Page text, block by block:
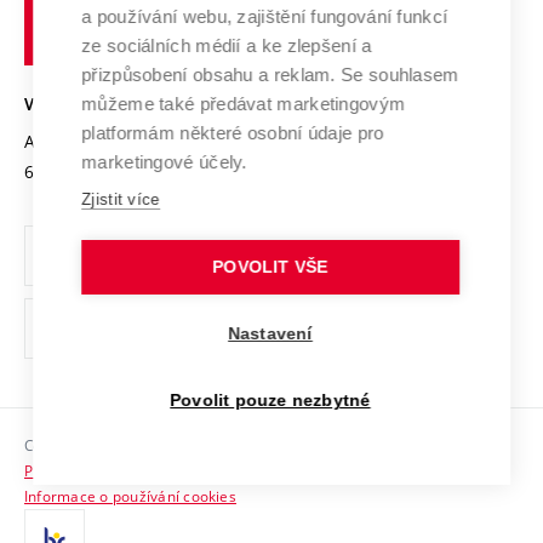
Transfer znalostí
Open Science
Projekty
Projekty ze strukturálních fondů
Specifický výzkum
Mezinárodní dohody
Univerzitní sítě
Podnikavá univerzita / ContriBUTe
Bezpečná univerzita
Vyznamenání
Organizační struktura
Ochrana osobních údajů
odkaz)
Sociální bezpečí
HR Award
technické
VYSOKÉ UČENÍ TECHNICKÉ V BRNĚ
Antonínská 548/1
602 00 Brno
www.vut.cz
vut@vutbr.cz
Copyright © 2026 VUT
Prohlášení o přístupnosti
Informace o používání cookies
a používání webu, zajištění fungování funkcí
ze sociálních médií a ke zlepšení a
přizpůsobení obsahu a reklam. Se souhlasem
můžeme také předávat marketingovým
platformám některé osobní údaje pro
marketingové účely.
Zjistit více
POVOLIT VŠE
Nastavení
Povolit pouze nezbytné